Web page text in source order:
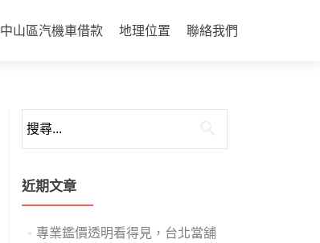
中山區汽機車借款 地理位置 聯絡我們
尋
鍵
字:
近期文章
專業鑑價透明看得見，台北當舖